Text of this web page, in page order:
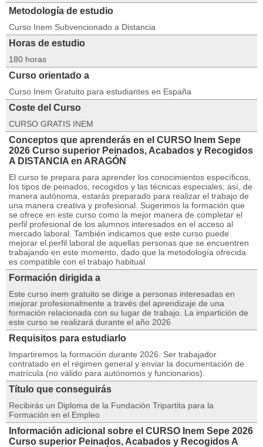
Metodología de estudio
Curso Inem Subvencionado a Distancia
Horas de estudio
180 horas
Curso orientado a
Curso Inem Gratuito para estudiantes en España
Coste del Curso
CURSO GRATIS INEM
Conceptos que aprenderás en el CURSO Inem Sepe
2026 Curso superior Peinados, Acabados y Recogidos
A DISTANCIA en ARAGÓN
El curso te prepara para aprender los conocimientos específicos,
los tipos de peinados, recogidos y las técnicas especiales; así, de
manera autónoma, estarás preparado para realizar el trabajo de
una manera creativa y profesional. Sugerimos la formación que
se ofrece en este curso como la mejor manera de completar el
perfil profesional de los alumnos interesados en el acceso al
mercado laboral. También indicamos que este curso puede
mejorar el perfil laboral de aquellas personas que se encuentren
trabajando en este momento, dado que la metodología ofrecida
es compatible con el trabajo habitual
Formación dirigida a
Este curso inem gratuito se dirige a personas interesadas en
mejorar profesionalmente a través del aprendizaje de una
formación relacionada con su lugar de trabajo. La impartición de
este curso se realizará durante el año 2026
Requisitos para estudiarlo
Impartiremos la formación durante 2026. Ser trabajador
contratado en el régimen general y enviar la documentación de
matrícula (no válido para autónomos y funcionarios).
Título que conseguirás
Recibirás un Diploma de la Fundación Tripartita para la
Formación en el Empleo
Información adicional sobre el CURSO Inem Sepe 2026
Curso superior Peinados, Acabados y Recogidos A